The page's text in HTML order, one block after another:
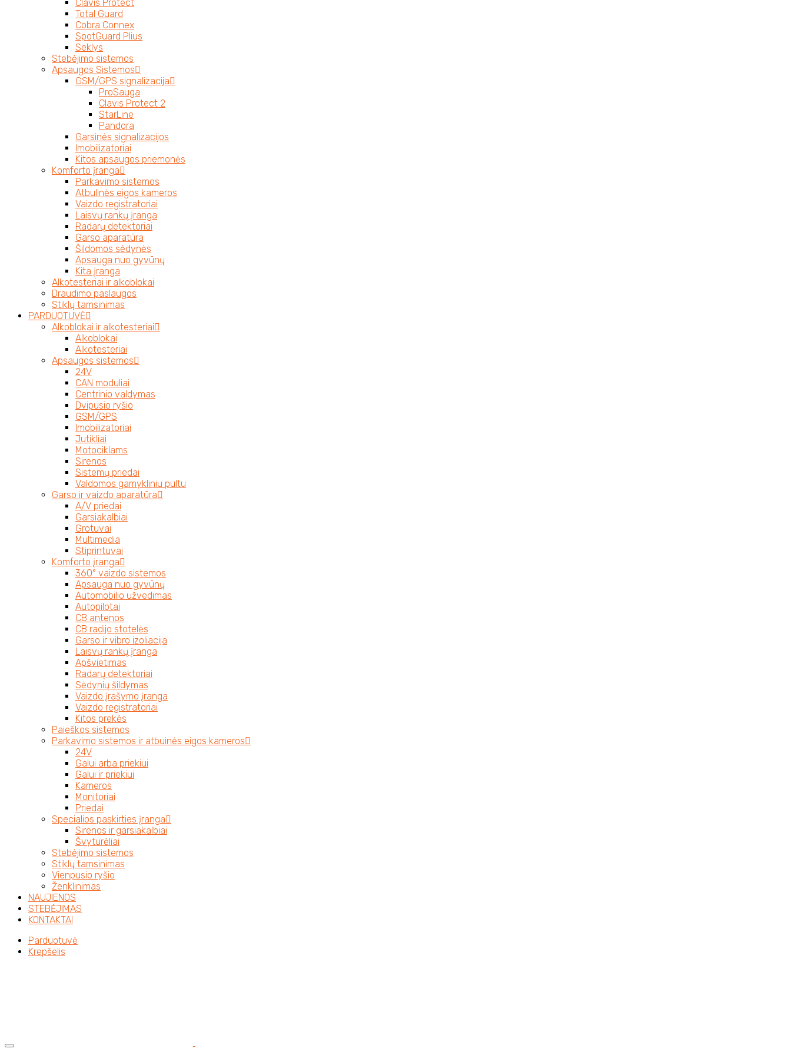
Clavis Protect
Total Guard
Cobra Connex
SpotGuard Plius
Seklys
Stebėjimo sistemos
Apsaugos Sistemos
GSM/GPS signalizacija
ProSauga
Clavis Protect 2
StarLine
Pandora
Garsinės signalizacijos
Imobilizatoriai
Kitos apsaugos priemonės
Komforto įranga
Parkavimo sistemos
Atbulinės eigos kameros
Vaizdo registratoriai
Laisvų rankų įranga
Radarų detektoriai
Garso aparatūra
Šildomos sėdynės
Apsauga nuo gyvūnų
Kita įranga
Alkotesteriai ir alkoblokai
Draudimo paslaugos
Stiklų tamsinimas
PARDUOTUVĖ
Alkoblokai ir alkotesteriai
Alkoblokai
Alkotesteriai
Apsaugos sistemos
24V
CAN moduliai
Centrinio valdymas
Dvipusio ryšio
GSM/GPS
Imobilizatoriai
Jutikliai
Motociklams
Sirenos
Sistemų priedai
Valdomos gamykliniu pultu
Garso ir vaizdo aparatūra
A/V priedai
Garsiakalbiai
Grotuvai
Multimedia
Stiprintuvai
Komforto įranga
360° vaizdo sistemos
Apsauga nuo gyvūnų
Automobilio užvedimas
Autopilotai
CB antenos
CB radijo stotelės
Garso ir vibro izoliacija
Laisvų rankų įranga
Apšvietimas
Radarų detektoriai
Sėdynių šildymas
Vaizdo įrašymo įranga
Vaizdo registratoriai
Kitos prekės
Paieškos sistemos
Parkavimo sistemos ir atbuinės eigos kameros
24V
Galui arba priekiui
Galui ir priekiui
Kameros
Monitoriai
Priedai
Specialios paskirties įranga
Sirenos ir garsiakalbiai
Švyturėliai
Stebėjimo sistemos
Stiklų tamsinimas
Vienpusio ryšio
Ženklinimas
NAUJIENOS
STEBĖJIMAS
KONTAKTAI
Parduotuvė
Krepšelis